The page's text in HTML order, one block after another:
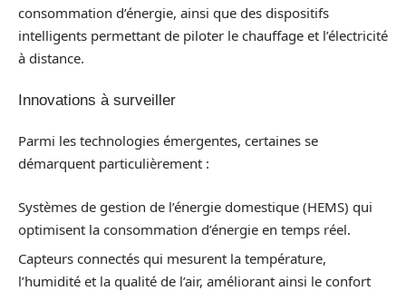
consommation d’énergie, ainsi que des dispositifs
intelligents permettant de piloter le chauffage et l’électricité
à distance.
Innovations à surveiller
Parmi les technologies émergentes, certaines se
démarquent particulièrement :
Systèmes de gestion de l’énergie domestique (HEMS) qui
optimisent la consommation d’énergie en temps réel.
Capteurs connectés qui mesurent la température,
l’humidité et la qualité de l’air, améliorant ainsi le confort